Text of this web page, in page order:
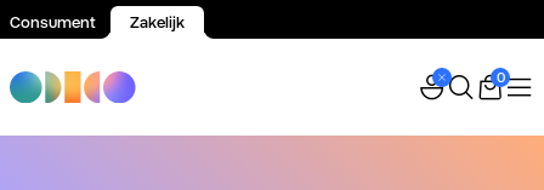
Consument Zakelijk
0